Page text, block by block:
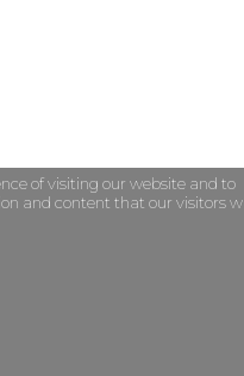
of visiting our website and to
and content that our visitors